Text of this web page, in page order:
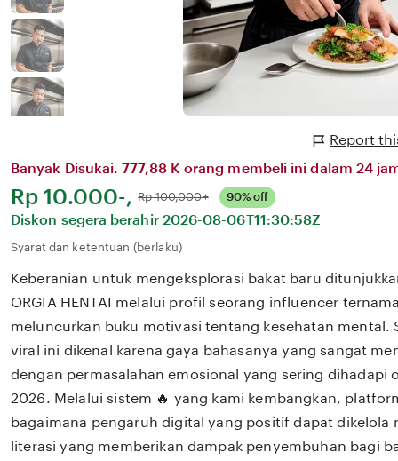
Report
Banyak Disukai. 777,88 K orang membeli ini dalam 24
Harga:
Rp 10.000-, Normal:
Rp 100,000+ 90% off
Diskon segera berahir 2026-08-06T11:30:58Z
Syarat dan ketentuan (berlaku)
Keberanian untuk mengeksplorasi bakat baru
ORGIA HENTAI melalui profil seorang influencer
meluncurkan buku motivasi tentang kesehatan mental.
viral ini dikenal karena gaya bahasanya yang sangat
dengan permasalahan emosional yang sering dihadapi
2026. Melalui sistem 🔥 yang kami kembangkan,
bagaimana pengaruh digital yang positif dapat dikelola
literasi yang memberikan dampak penyembuhan bagi